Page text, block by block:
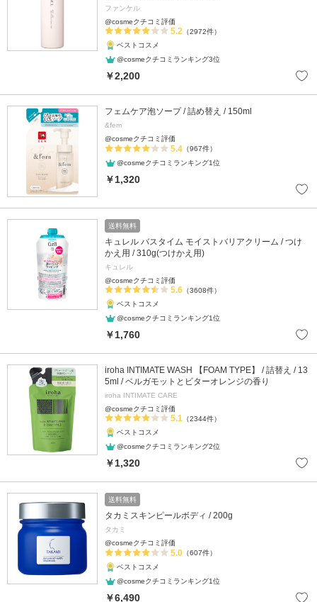
ファンケル
@cosmeクチコミ評価
5.2 （2972件）
ベストコスメ
@cosmeクチコミランキング3位
￥2,200
フェムケア泡ソープ / 詰め替え / 150ml
&fem
@cosmeクチコミ評価
5.4 （967件）
@cosmeクチコミランキング1位
￥1,320
送料無料
キュレル バスタイム モイストバリアクリーム / つけ
かえ用 / 310g(つけかえ用)
キュレル
@cosmeクチコミ評価
5.6 （3608件）
ベストコスメ
@cosmeクチコミランキング1位
￥1,760
iroha INTIMATE WASH 【FOAM TYPE】 / 詰替え / 13
5ml / ベルガモットとビターオレンジの香り
iroha INTIMATE CARE
@cosmeクチコミ評価
5.1 （2344件）
ベストコスメ
@cosmeクチコミランキング2位
￥1,320
送料無料
タカミスキンピールボディ / 200g
タカミ
@cosmeクチコミ評価
5.0 （607件）
ベストコスメ
@cosmeクチコミランキング1位
￥6,490